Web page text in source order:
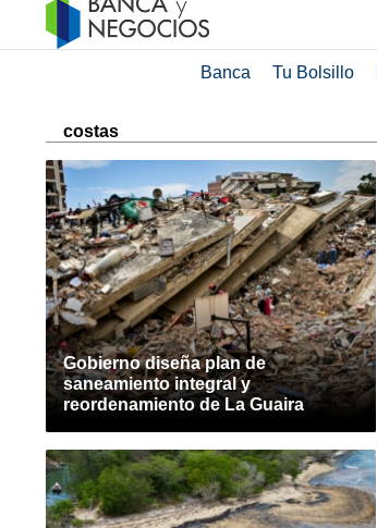
Banca Tu Bolsillo
costas
Gobierno diseña plan de
saneamiento integral y
reordenamiento de La Guaira